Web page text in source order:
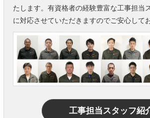
たします。有資格者の経験豊富な工事担当
に対応させていただきますのでご安心して
工事担当スタッフ紹